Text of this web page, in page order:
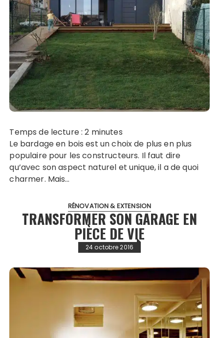
Temps de lecture :2 minutes
Le bardage en bois est un choix de plus en plus
populaire pour les constructeurs. Il faut dire
qu’avec son aspect naturel et unique, il a de quoi
charmer. Mais…
RÉNOVATION & EXTENSION
TRANSFORMER SON GARAGE EN
PIÈCE DE VIE
24 octobre 2016